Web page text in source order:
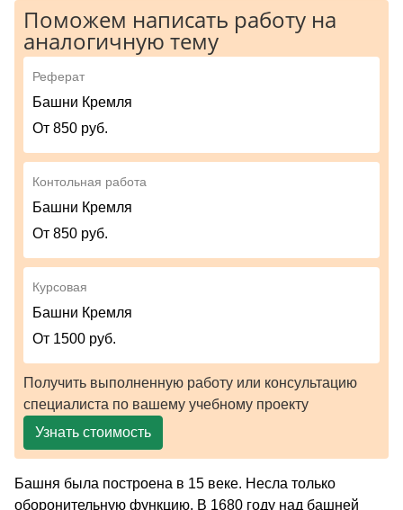
Поможем написать работу на
аналогичную тему
Реферат
Башни Кремля
От 850 руб.
Контольная работа
Башни Кремля
От 850 руб.
Курсовая
Башни Кремля
От 1500 руб.
Получить выполненную работу или консультацию
специалиста по вашему учебному проекту
Узнать стоимость
Башня была построена в 15 веке. Несла только
оборонительную функцию. В 1680 году над башней